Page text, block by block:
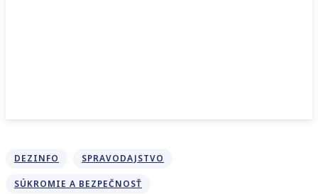
DEZINFO SPRAVODAJSTVO
SÚKROMIE A BEZPEČNOSŤ